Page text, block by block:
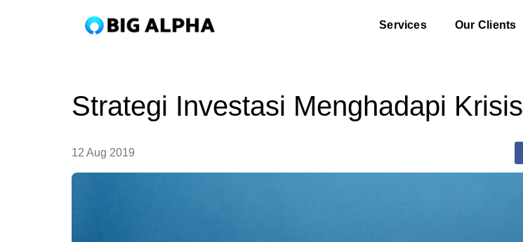
Services Our Clients
Strategi Investasi Menghadapi Krisis
12 Aug 2019